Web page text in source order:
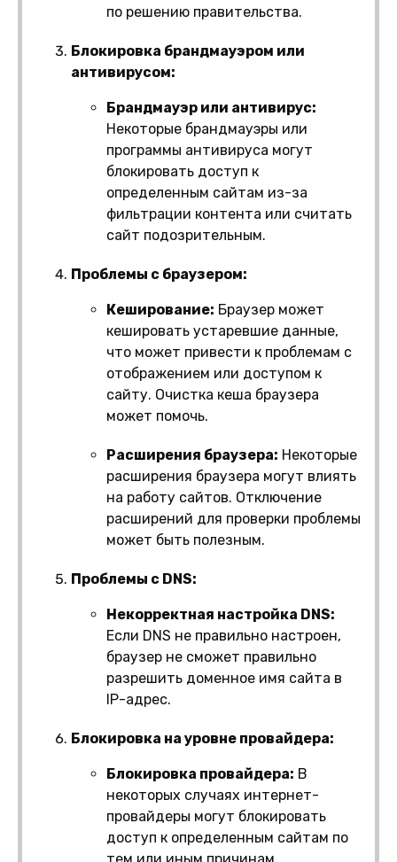
по решению правительства.
Блокировка брандмауэром или
антивирусом:
Брандмауэр или антивирус:
Некоторые брандмауэры или
программы антивируса могут
блокировать доступ к
определенным сайтам из-за
фильтрации контента или считать
сайт подозрительным.
Проблемы с браузером:
Кеширование: Браузер может
кешировать устаревшие данные,
что может привести к проблемам с
отображением или доступом к
сайту. Очистка кеша браузера
может помочь.
Расширения браузера: Некоторые
расширения браузера могут влиять
на работу сайтов. Отключение
расширений для проверки проблемы
может быть полезным.
Проблемы с DNS:
Некорректная настройка DNS:
Если DNS не правильно настроен,
браузер не сможет правильно
разрешить доменное имя сайта в
IP-адрес.
Блокировка на уровне провайдера:
Блокировка провайдера: В
некоторых случаях интернет-
провайдеры могут блокировать
доступ к определенным сайтам по